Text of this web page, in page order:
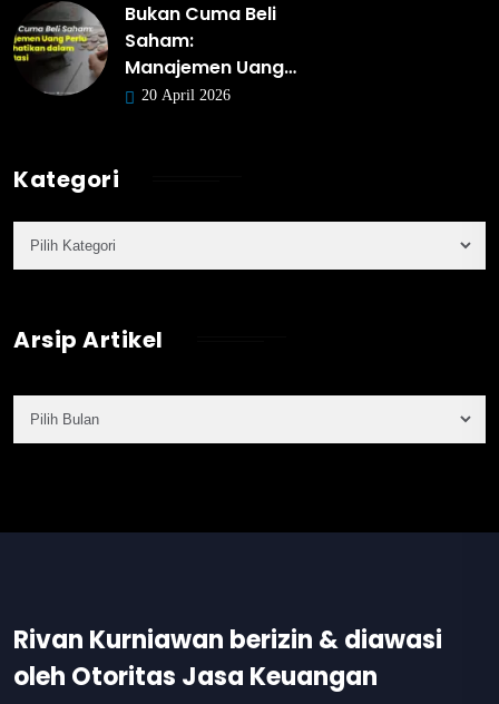
Bukan Cuma Beli
Saham:
Manajemen Uang…
20 April 2026
Kategori
Arsip Artikel
Rivan Kurniawan berizin & diawasi
oleh Otoritas Jasa Keuangan